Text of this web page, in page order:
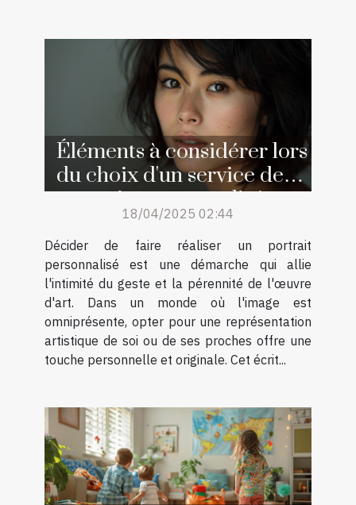
Éléments à considérer lors
du choix d'un service de
portraits personnalisés
18/04/2025 02:44
Décider de faire réaliser un portrait
personnalisé est une démarche qui allie
l'intimité du geste et la pérennité de l'œuvre
d'art. Dans un monde où l'image est
omniprésente, opter pour une représentation
artistique de soi ou de ses proches offre une
touche personnelle et originale. Cet écrit...